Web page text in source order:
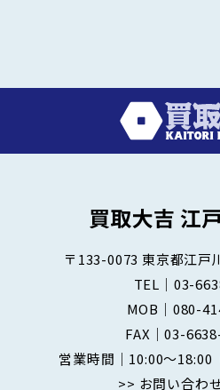
〒133-0073 東京都江戸
TEL｜ 03-
MOB｜ 080-
FAX｜03-
営業時間｜10:00～18:00
>> お問い合わ